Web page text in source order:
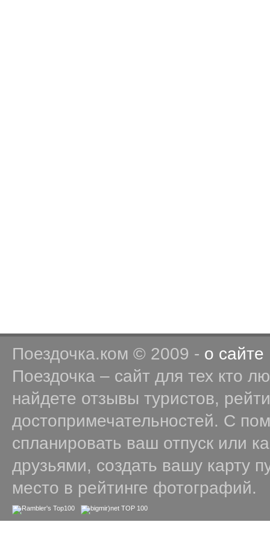
Поездочка.ком © 2009 - о сайте
Поездочка – сайт для тех кто
найдете отзывы туристов,
достопримечательностей. С
спланировать ваш отпуск или
друзьями, создать вашу карту
место в рейтинге фотографий.